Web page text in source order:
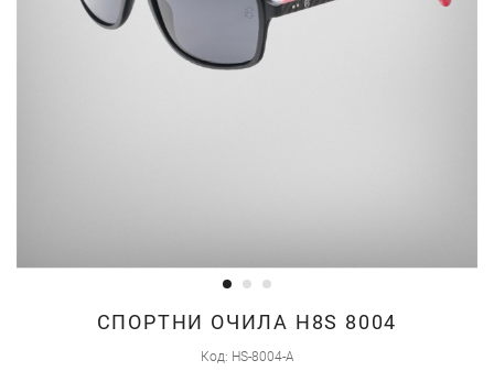
СПОРТНИ ОЧИЛА H8S 8004
Код HS-8004-A
Преминете